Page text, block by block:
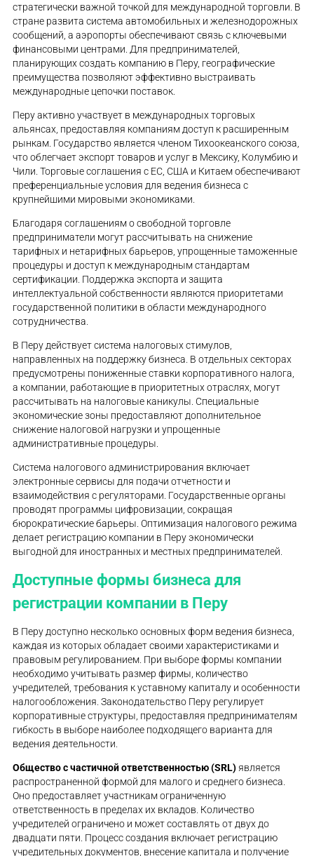
стратегически важной точкой для международной торговли. В
стране развита система автомобильных и железнодорожных
сообщений, а аэропорты обеспечивают связь с ключевыми
финансовыми центрами. Для предпринимателей,
планирующих создать компанию в Перу, географические
преимущества позволяют эффективно выстраивать
международные цепочки поставок.
Перу активно участвует в международных торговых
альянсах, предоставляя компаниям доступ к расширенным
рынкам. Государство является членом Тихоокеанского союза,
что облегчает экспорт товаров и услуг в Мексику, Колумбию и
Чили. Торговые соглашения с ЕС, США и Китаем обеспечивают
преференциальные условия для ведения бизнеса с
крупнейшими мировыми экономиками.
Благодаря соглашениям о свободной торговле
предприниматели могут рассчитывать на снижение
тарифных и нетарифных барьеров, упрощенные таможенные
процедуры и доступ к международным стандартам
сертификации. Поддержка экспорта и защита
интеллектуальной собственности являются приоритетами
государственной политики в области международного
сотрудничества.
В Перу действует система налоговых стимулов,
направленных на поддержку бизнеса. В отдельных секторах
предусмотрены пониженные ставки корпоративного налога,
а компании, работающие в приоритетных отраслях, могут
рассчитывать на налоговые каникулы. Специальные
экономические зоны предоставляют дополнительное
снижение налоговой нагрузки и упрощенные
административные процедуры.
Система налогового администрирования включает
электронные сервисы для подачи отчетности и
взаимодействия с регуляторами. Государственные органы
проводят программы цифровизации, сокращая
бюрократические барьеры. Оптимизация налогового режима
делает регистрацию компании в Перу экономически
выгодной для иностранных и местных предпринимателей.
Доступные формы бизнеса для
регистрации компании в Перу
В Перу доступно несколько основных форм ведения бизнеса,
каждая из которых обладает своими характеристиками и
правовым регулированием. При выборе формы компании
необходимо учитывать размер фирмы, количество
учредителей, требования к уставному капиталу и особенности
налогообложения. Законодательство Перу регулирует
корпоративные структуры, предоставляя предпринимателям
гибкость в выборе наиболее подходящего варианта для
ведения деятельности.
Общество с частичной ответственностью (SRL) является
распространенной формой для малого и среднего бизнеса.
Оно предоставляет участникам ограниченную
ответственность в пределах их вкладов. Количество
учредителей ограничено и может составлять от двух до
двадцати пяти. Процесс создания включает регистрацию
учредительных документов, внесение капитала и получение